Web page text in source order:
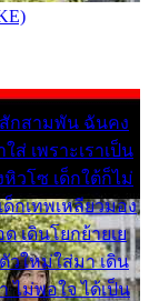
กสามพัน ฉันคง
ส่ เพราะเราเป็น
หิวโซ เด็กใต้ก็ไม่
กเทพเหลียวมอง
เดินโยกย้ายเย
วใหม่ใส่มา เดิน
ไม่พอใจ ได้เป็น